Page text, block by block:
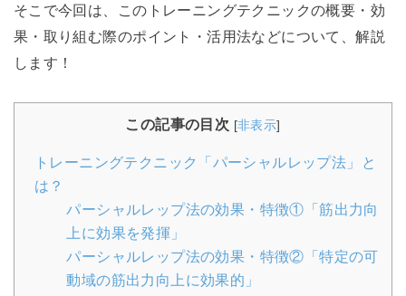
そこで今回は、このトレーニングテクニックの概要・効
果・取り組む際のポイント・活用法などについて、解説
します！
この記事の目次 [非表示]
トレーニングテクニック「パーシャルレップ法」と
は？
パーシャルレップ法の効果・特徴①「筋出力向
上に効果を発揮」
パーシャルレップ法の効果・特徴②「特定の可
動域の筋出力向上に効果的」